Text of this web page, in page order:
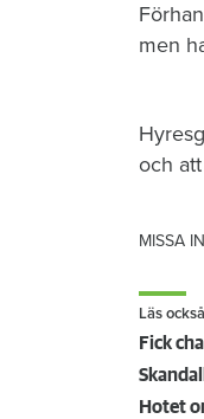
men
och
MISSA
Läs också
Fick